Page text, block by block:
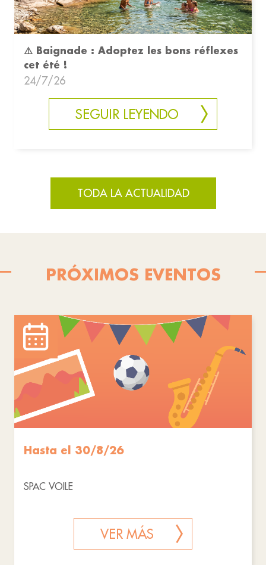
⚠️ Baignade : Adoptez les bons réflexes
cet été !
24/7/26
SEGUIR LEYENDO
TODA LA ACTUALIDAD
PRÓXIMOS EVENTOS
Hasta el 30/8/26
SPAC VOILE
VER MÁS